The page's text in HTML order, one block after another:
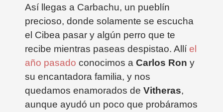
Así llegas a Carbachu, un pueblín
precioso, donde solamente se escucha
el Cibea pasar y algún perro que te
recibe mientras paseas despistao. Allí el
año pasado conocimos a Carlos Ron y
su encantadora familia, y nos
quedamos enamorados de Vitheras,
aunque ayudó un poco que probáramos